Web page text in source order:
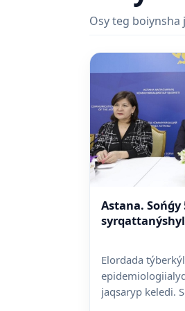
Osy teg
Astana.
Elordada
jaqsaryp keledi.